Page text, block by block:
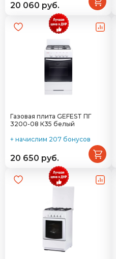
20 060 руб.
Газовая плита GEFEST ПГ
3200-08 К35 белый
+ начислим 207 бонусов
20 650 руб.